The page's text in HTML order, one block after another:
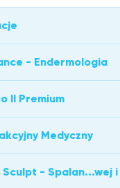
- Endermologia
II Premium
Medyczny
- Spalan...wej